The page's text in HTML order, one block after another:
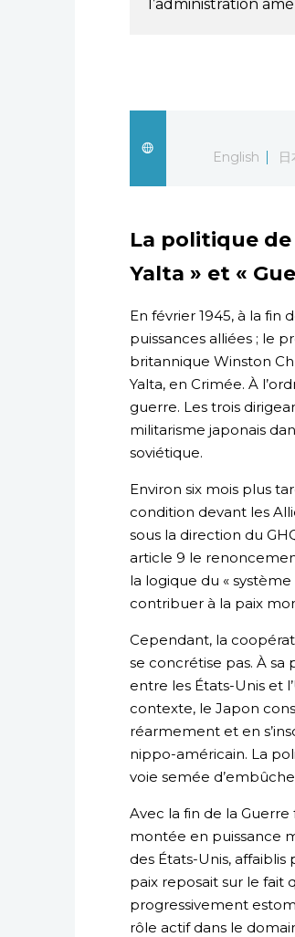
l’administration
English
日
La politique
Yalta » et «
En février 1945, à la fin
puissances alliées ; le
britannique Winston
Yalta, en Crimée. À
guerre. Les trois
militarisme japonais
soviétique.
Environ six mois plus
condition devant les
sous la direction du
article 9 le
la logique du «
contribuer à la paix
Cependant, la
se concrétise pas. À
entre les États-Unis et
contexte, le Japon
réarmement et en
nippo-américain. La
voie semée
Avec la fin de la
montée en puissance
des États-Unis,
paix reposait sur le fait
progressivement
rôle actif dans le